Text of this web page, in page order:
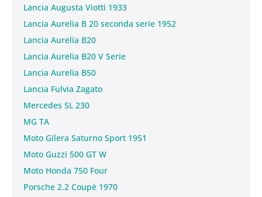
Lancia Augusta Viotti 1933
Lancia Aurelia B 20 seconda serie 1952
Lancia Aurelia B20
Lancia Aurelia B20 V Serie
Lancia Aurelia B50
Lancia Fulvia Zagato
Mercedes SL 230
MG TA
Moto Gilera Saturno Sport 1951
Moto Guzzi 500 GT W
Moto Honda 750 Four
Porsche 2.2 Coupè 1970